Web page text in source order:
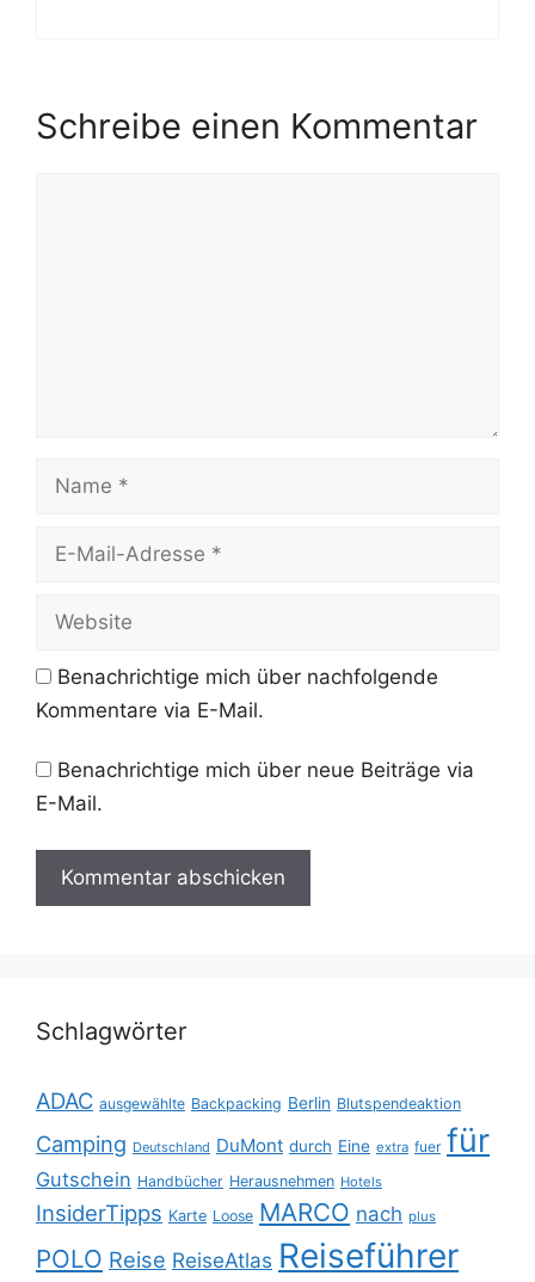
Schreibe einen Kommentar
Mail-
Benachrichtige mich über nachfolgende
Kommentare via E-Mail.
Benachrichtige mich über neue Beiträge via
E-Mail.
Schlagwörter
ADAC ausgewählte Backpacking Berlin Blutspendeaktion
Camping Deutschland DuMont durch Eine extra fuer für
Gutschein Handbücher Herausnehmen Hotels
InsiderTipps Karte Loose MARCO nach plus
POLO Reise ReiseAtlas Reiseführer